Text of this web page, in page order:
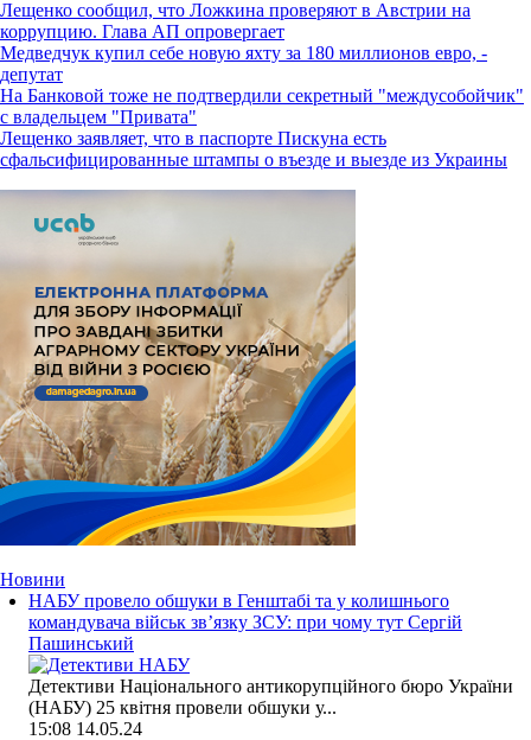
Лещенко сообщил, что Ложкина проверяют в Австрии на
коррупцию. Глава АП опровергает
Медведчук купил себе новую яхту за 180 миллионов евро, -
депутат
На Банковой тоже не подтвердили секретный "междусобойчик"
с владельцем "Привата"
Лещенко заявляет, что в паспорте Пискуна есть
сфальсифицированные штампы о въезде и выезде из Украины
Новини
НАБУ провело обшуки в Генштабі та у колишнього
командувача військ зв’язку ЗСУ: при чому тут Сергій
Пашинський
Детективи Національного антикорупційного бюро України
(НАБУ) 25 квітня провели обшуки у...
15:08 14.05.24